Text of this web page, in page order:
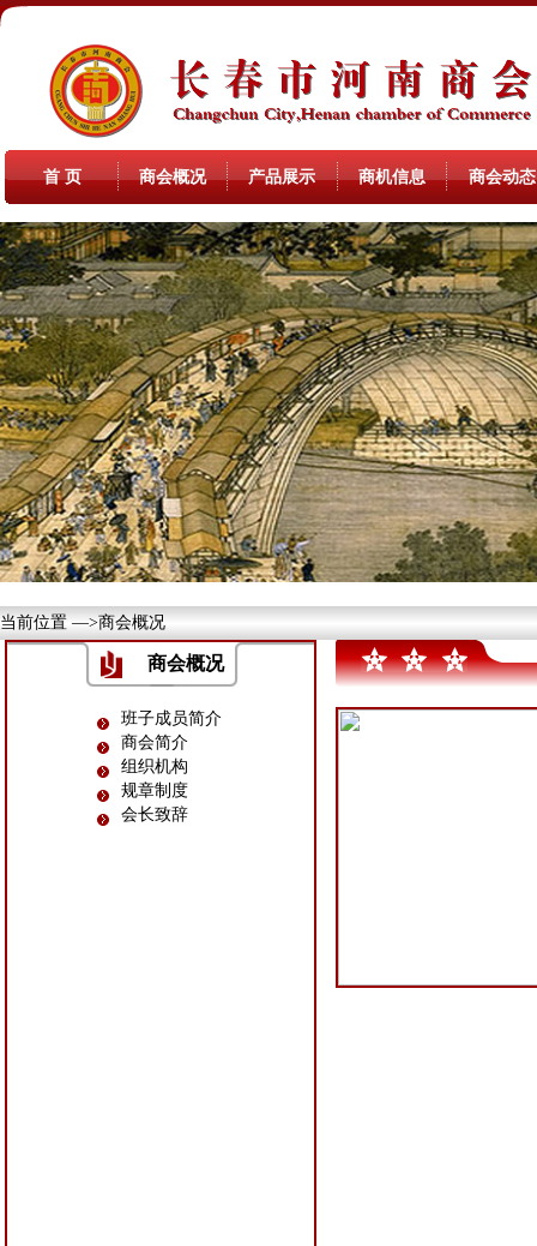
首 页 商会概况 产品展示 商机信息 商会动态
当前位置 —>商会概况
商会概况
班子成员简介
商会简介
组织机构
规章制度
会长致辞